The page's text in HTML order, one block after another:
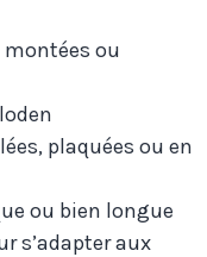
montées ou
plaquées ou en
ou bien longue
s’adapter aux